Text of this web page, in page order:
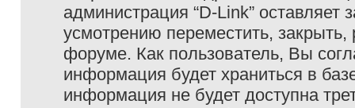
администрация “D-Link”
усмотрению переместить,
форуме. Как пользователь, Вы
информация будет храниться в
информация не будет доступна